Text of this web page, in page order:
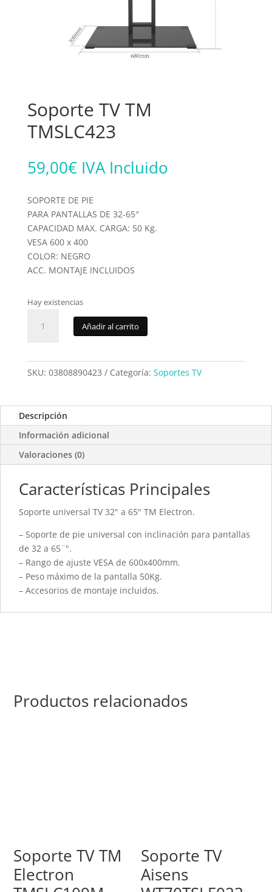
Soporte TV TM
TMSLC423
59,00€ IVA Incluido
SOPORTE DE PIE
PARA PANTALLAS DE 32-65″
CAPACIDAD MAX. CARGA: 50 Kg.
VESA 600 x 400
COLOR: NEGRO
ACC. MONTAJE INCLUIDOS
Hay existencias
cantidad
Añadir al carrito
SKU: 03808890423 Categoría: Soportes TV
Descripción
Información adicional
Valoraciones (0)
Características Principales
Soporte universal TV 32" a 65" TM Electron.
– Soporte de pie universal con inclinación para pantallas
de 32 a 65¨".
– Rango de ajuste VESA de 600x400mm.
– Peso máximo de la pantalla 50Kg.
– Accesorios de montaje incluidos.
Productos relacionados
Soporte TV TM
Electron
Soporte TV
Aisens